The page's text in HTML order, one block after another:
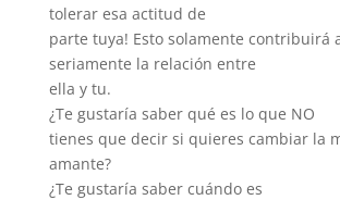
tolerar esa actitud de
parte tuya! Esto solamente contribuirá
seriamente la relación entre
ella y tu.
¿Te gustaría saber qué es lo que NO
tienes que decir si quieres cambiar la
amante?
¿Te gustaría saber cuándo es